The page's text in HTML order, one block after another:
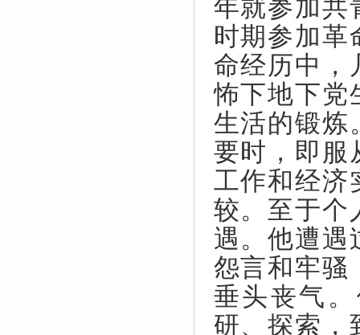
年就参加共
时期参加
命经历中，
怖下地下党
生活的锻炼
要时，即服
工作和经济
较。至于个
遇。他遭遇
怨言和牢骚
垂头丧气
研、探索，